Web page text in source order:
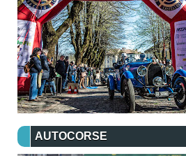
AUTOCORSE